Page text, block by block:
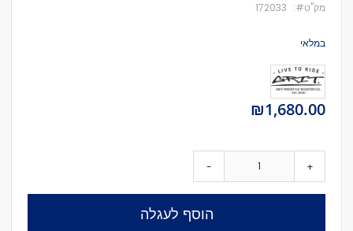
תמונות
מק''ט 172033
במלאי
₪1,680.00
- +
הוסף לעגלה